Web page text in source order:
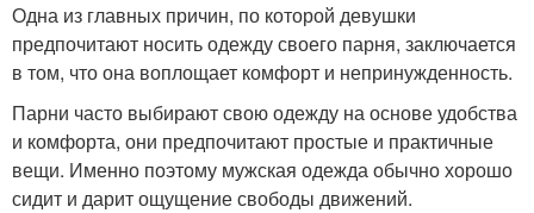
Одна из главных причин, по которой девушки
предпочитают носить одежду своего парня, заключается
в том, что она воплощает комфорт и непринужденность.
Парни часто выбирают свою одежду на основе удобства
и комфорта, они предпочитают простые и практичные
вещи. Именно поэтому мужская одежда обычно хорошо
сидит и дарит ощущение свободы движений.